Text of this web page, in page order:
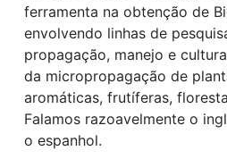
ferramenta na obtenção de
envolvendo linhas de
propagação, manejo e
da micropropagação de
aromáticas, frutíferas,
Falamos razoavelmente o
o espanhol.